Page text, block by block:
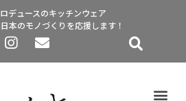
デュースのキッチンウェア
日本のモノづくりを応援します！